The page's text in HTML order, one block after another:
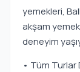
yemekleri,
akşam
deneyim
• Tüm